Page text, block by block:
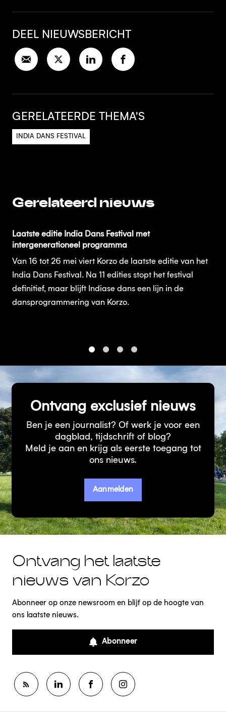
DEEL NIEUWSBERICHT
GERELATEERDE THEMA'S
INDIA DANS FESTIVAL
Gerelateerd nieuws
Laatste editie India Dans Festival met
intergenerationeel programma
Van 16 tot 26 mei viert Korzo de laatste editie van het
India Dans Festival. Na 11 edities stopt het festival
definitief, maar blijft Indiase dans een lijn in de
dansprogrammering van Korzo.
Ontvang exclusief nieuws
Ben je een journalist? Of werk je voor een
dagblad, tijdschrift of blog?
Meld je aan en krijg als eerste toegang tot
ons nieuws.
Aanmelden
Ontvang het laatste
nieuws van Korzo
Abonneer op onze newsroom en blijf op de hoogte van
ons laatste nieuws.
Abonneer